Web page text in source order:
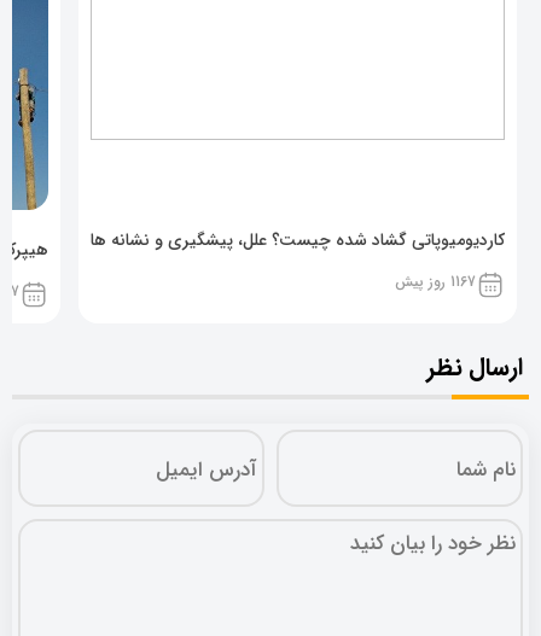
کاردیومیوپاتی گشاد شده چیست؟ علل، پیشگیری و نشانه ها
1167 روز پیش 1167
ارسال نظر